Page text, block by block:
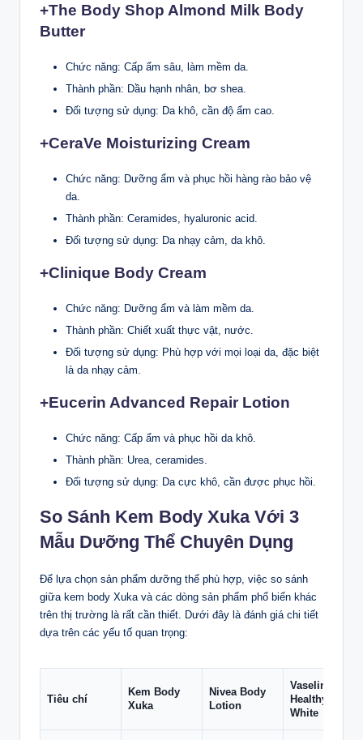
+The Body Shop Almond Milk Body
Butter
Chức năng: Cấp ẩm sâu, làm mềm da.
Thành phần: Dầu hạnh nhân, bơ shea.
Đối tượng sử dụng: Da khô, cần độ ẩm cao.
+CeraVe Moisturizing Cream
Chức năng: Dưỡng ẩm và phục hồi hàng rào bảo vệ
da.
Thành phần: Ceramides, hyaluronic acid.
Đối tượng sử dụng: Da nhạy cảm, da khô.
+Clinique Body Cream
Chức năng: Dưỡng ẩm và làm mềm da.
Thành phần: Chiết xuất thực vật, nước.
Đối tượng sử dụng: Phù hợp với mọi loại da, đặc biệt
là da nhạy cảm.
+Eucerin Advanced Repair Lotion
Chức năng: Cấp ẩm và phục hồi da khô.
Thành phần: Urea, ceramides.
Đối tượng sử dụng: Da cực khô, cần được phục hồi.
So Sánh Kem Body Xuka Với 3
Mẫu Dưỡng Thể Chuyên Dụng
Để lựa chọn sản phẩm dưỡng thể phù hợp, việc so sánh
giữa kem body Xuka và các dòng sản phẩm phổ biến khác
trên thị trường là rất cần thiết. Dưới đây là đánh giá chi tiết
dựa trên các yếu tố quan trọng:
Tiêu chí
Kem Body
Xuka
Nivea Body
Lotion
Vaseline
Healthy
White